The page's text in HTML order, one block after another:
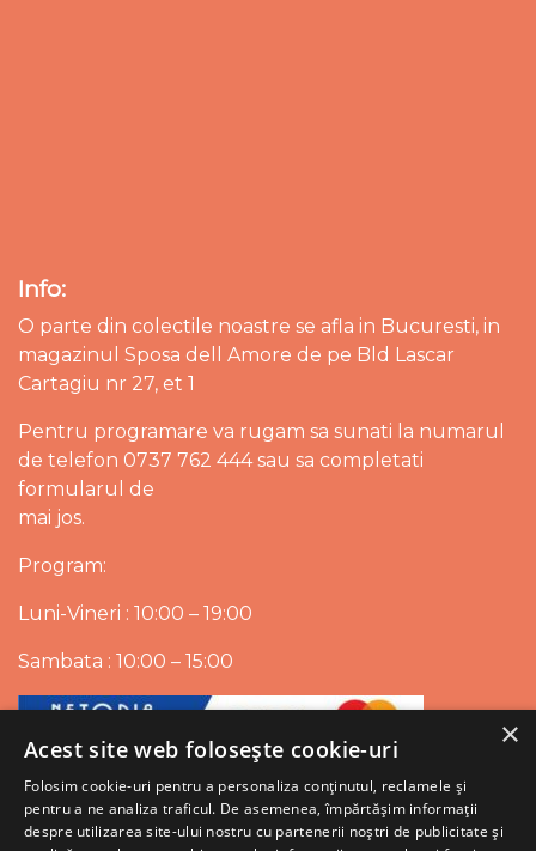
Info:
O parte din colectile noastre se afla in Bucuresti, in
magazinul Sposa dell Amore de pe Bld Lascar
Cartagiu nr 27, et 1
Pentru programare va rugam sa sunati la numarul
de telefon 0737 762 444 sau sa completati
formularul de
mai jos.
Program:
Luni-Vineri : 10:00 – 19:00
Sambata : 10:00 – 15:00
×
Acest site web folosește cookie-uri
Folosim cookie-uri pentru a personaliza conținutul, reclamele și
pentru a ne analiza traficul. De asemenea, împărtășim informații
despre utilizarea site-ului nostru cu partenerii noștri de publicitate și